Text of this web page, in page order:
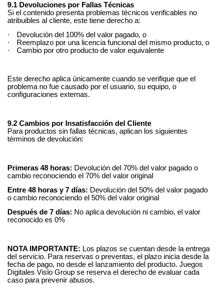
9.1 Devoluciones por Fallas Técnicas
Si el contenido presenta problemas técnicos verificables no
atribuibles al cliente, este tiene derecho a:
·
Devolución del 100% del valor pagado, o
·
Reemplazo por una licencia funcional del mismo producto, o
·
Cambio por otro producto de valor equivalente
Este derecho aplica únicamente cuando se verifique que el
problema no fue causado por el usuario, su equipo, o
configuraciones externas.
9.2 Cambios por Insatisfacción del Cliente
Para productos sin fallas técnicas, aplican los siguientes
términos de devolución:
Primeras 48 horas: Devolución del 70% del valor pagado o
cambio reconociendo el 70% del valor original
Entre 48 horas y 7 días: Devolución del 50% del valor pagado
o cambio reconociendo el 50% del valor original
Después de 7 días: No aplica devolución ni cambio, el valor
reconocido es 0%
NOTA IMPORTANTE: Los plazos se cuentan desde la entrega
del servicio. Para reservas o preventas, el plazo inicia desde la
fecha de pago, no desde el lanzamiento del producto. Juegos
Digitales Vislo Group se reserva el derecho de evaluar cada
caso para prevenir abusos.